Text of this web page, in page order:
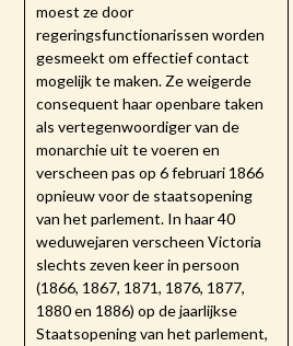
moest ze door
regeringsfunctionarissen worden
gesmeekt om effectief contact
mogelijk te maken. Ze weigerde
consequent haar openbare taken
als vertegenwoordiger van de
monarchie uit te voeren en
verscheen pas op 6 februari 1866
opnieuw voor de staatsopening
van het parlement. In haar 40
weduwejaren verscheen Victoria
slechts zeven keer in persoon
(1866, 1867, 1871, 1876, 1877,
1880 en 1886) op de jaarlijkse
Staatsopening van het parlement,